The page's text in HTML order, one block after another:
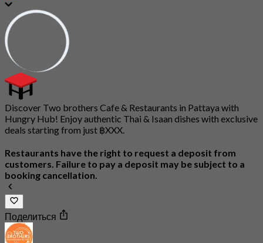
Discover Two brothers Cafe & Restaurants in Pattaya with
Hungry Hub! Enjoy authentic Thai & Isaan dishes with exclusive
deals starting from just ฿XXX.
Restaurants have the right to request a deposit from
customers. Failure to pay a deposit may be subject to a
booking cancellation.
Поделиться